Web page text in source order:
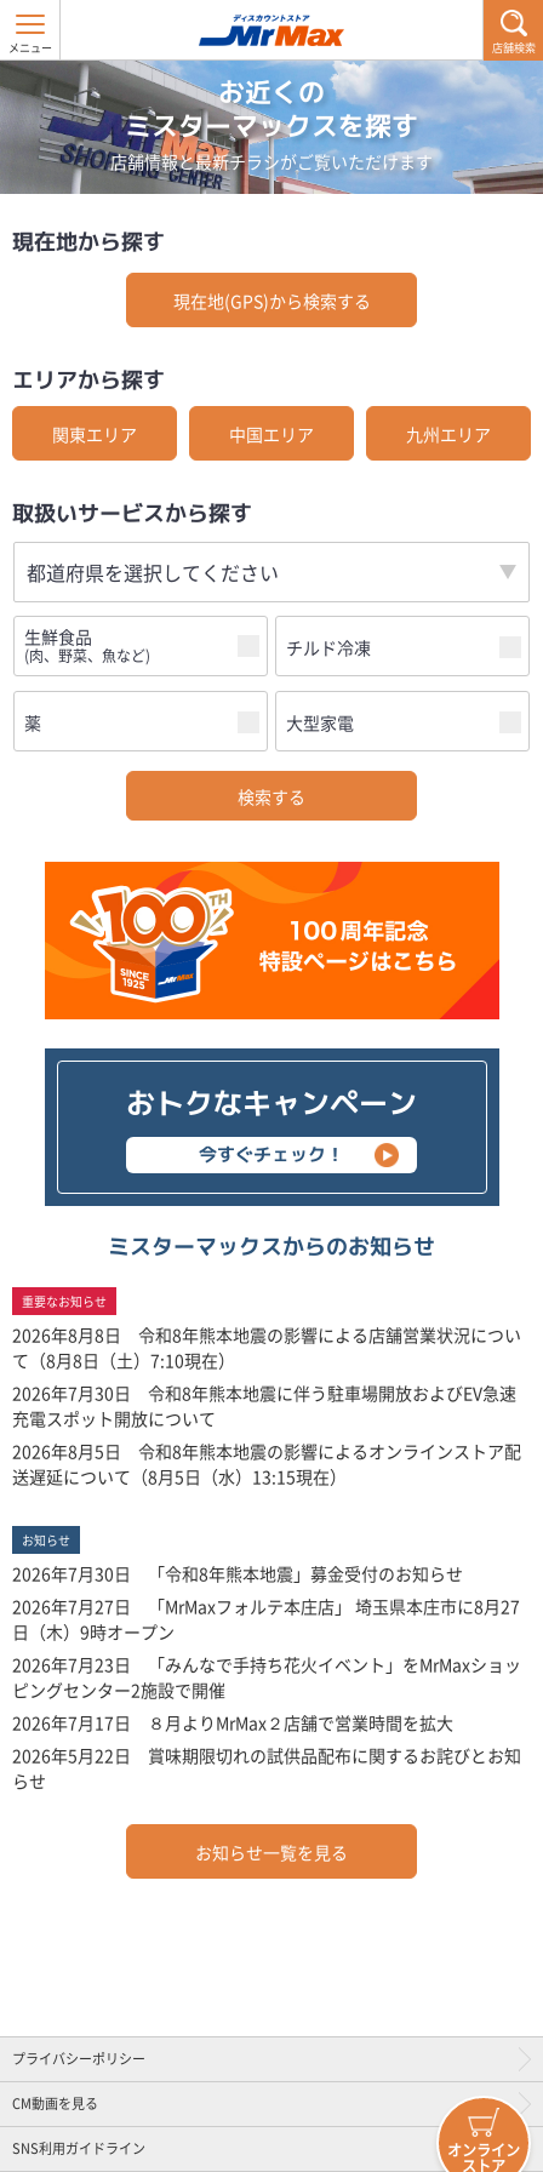
店舗検索
お近くの
ミスターマックスを探す
店舗情報と最新チラシがご覧いただけます
現在地から探す
現在地(GPS)から検索する
エリアから探す
関東エリア 中国エリア 九州エリア
取扱いサービスから探す
生鮮食品
(肉、野菜、魚など) チルド冷凍
薬 大型家電
検索する
おトクなキャンペーン
今すぐチェック！
ミスターマックスからのお知らせ
重要なお知らせ
2026年8月8日 令和8年熊本地震の影響による店舗営業状況につい
て（8月8日（土）7:10現在）
2026年7月30日 令和8年熊本地震に伴う駐車場開放およびEV急速
充電スポット開放について
2026年8月5日 令和8年熊本地震の影響によるオンラインストア配
送遅延について（8月5日（水）13:15現在）
お知らせ
2026年7月30日 「令和8年熊本地震」募金受付のお知らせ
2026年7月27日 「MrMaxフォルテ本庄店」 埼玉県本庄市に8月27
日（木）9時オープン
2026年7月23日 「みんなで手持ち花火イベント」をMrMaxショッ
ピングセンター2施設で開催
2026年7月17日 ８月よりMrMax２店舗で営業時間を拡大
2026年5月22日 賞味期限切れの試供品配布に関するお詫びとお知
らせ
お知らせ一覧を見る
プライバシーポリシー
CM動画を見る
SNS利用ガイドライン オンライン
ストア